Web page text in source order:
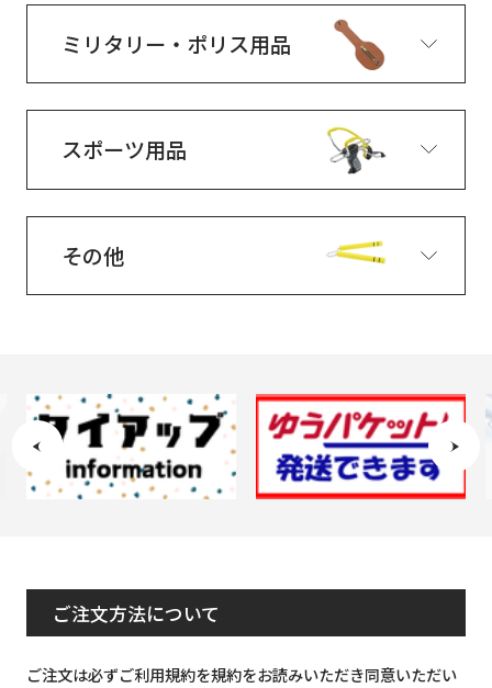
ミリタリー・ポリス用品
スポーツ用品
その他
ご注文方法について
ご注文は必ずご利用規約を規約をお読みいただき同意いただい